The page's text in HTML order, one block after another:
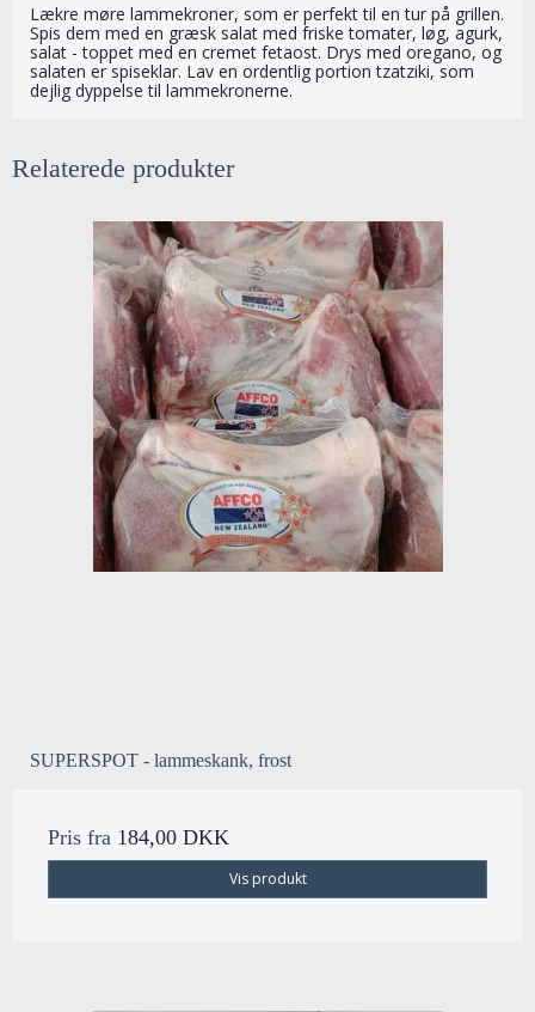
Lækre møre lammekroner, som er perfekt til en tur på grillen.
Spis dem med en græsk salat med friske tomater, løg, agurk,
salat - toppet med en cremet fetaost. Drys med oregano, og
salaten er spiseklar. Lav en ordentlig portion tzatziki, som
dejlig dyppelse til lammekronerne.
Relaterede produkter
SUPERSPOT - lammeskank, frost
Pris fra 184,00 DKK
Vis produkt